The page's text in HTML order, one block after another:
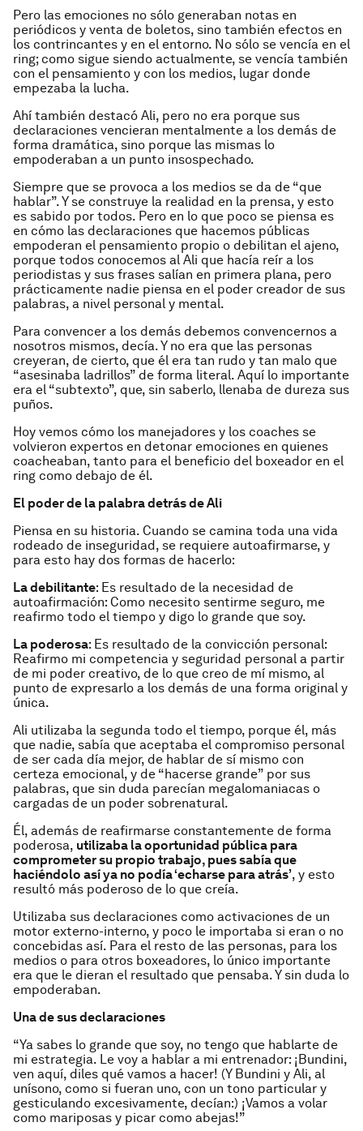
Pero las emociones no sólo generaban notas en
periódicos y venta de boletos, sino también efectos en
los contrincantes y en el entorno. No sólo se vencía en el
ring; como sigue siendo actualmente, se vencía también
con el pensamiento y con los medios, lugar donde
empezaba la lucha.
Ahí también destacó Ali, pero no era porque sus
declaraciones vencieran mentalmente a los demás de
forma dramática, sino porque las mismas lo
empoderaban a un punto insospechado.
Siempre que se provoca a los medios se da de “que
hablar”. Y se construye la realidad en la prensa, y esto
es sabido por todos. Pero en lo que poco se piensa es
en cómo las declaraciones que hacemos públicas
empoderan el pensamiento propio o debilitan el ajeno,
porque todos conocemos al Ali que hacía reír a los
periodistas y sus frases salían en primera plana, pero
prácticamente nadie piensa en el poder creador de sus
palabras, a nivel personal y mental.
Para convencer a los demás debemos convencernos a
nosotros mismos, decía. Y no era que las personas
creyeran, de cierto, que él era tan rudo y tan malo que
“asesinaba ladrillos” de forma literal. Aquí lo importante
era el “subtexto”, que, sin saberlo, llenaba de dureza sus
puños.
Hoy vemos cómo los manejadores y los coaches se
volvieron expertos en detonar emociones en quienes
coacheaban, tanto para el beneficio del boxeador en el
ring como debajo de él.
El poder de la palabra detrás de Ali
Piensa en su historia. Cuando se camina toda una vida
rodeado de inseguridad, se requiere autoafirmarse, y
para esto hay dos formas de hacerlo:
La debilitante: Es resultado de la necesidad de
autoafirmación: Como necesito sentirme seguro, me
reafirmo todo el tiempo y digo lo grande que soy.
La poderosa: Es resultado de la convicción personal:
Reafirmo mi competencia y seguridad personal a partir
de mi poder creativo, de lo que creo de mí mismo, al
punto de expresarlo a los demás de una forma original y
única.
Ali utilizaba la segunda todo el tiempo, porque él, más
que nadie, sabía que aceptaba el compromiso personal
de ser cada día mejor, de hablar de sí mismo con
certeza emocional, y de “hacerse grande” por sus
palabras, que sin duda parecían megalomaniacas o
cargadas de un poder sobrenatural.
Él, además de reafirmarse constantemente de forma
poderosa, utilizaba la oportunidad pública para
comprometer su propio trabajo, pues sabía que
haciéndolo así ya no podía ‘echarse para atrás’, y esto
resultó más poderoso de lo que creía.
Utilizaba sus declaraciones como activaciones de un
motor externo-interno, y poco le importaba si eran o no
concebidas así. Para el resto de las personas, para los
medios o para otros boxeadores, lo único importante
era que le dieran el resultado que pensaba. Y sin duda lo
empoderaban.
Una de sus declaraciones
“Ya sabes lo grande que soy, no tengo que hablarte de
mi estrategia. Le voy a hablar a mi entrenador: ¡Bundini,
ven aquí, diles qué vamos a hacer! (Y Bundini y Ali, al
unísono, como si fueran uno, con un tono particular y
gesticulando excesivamente, decían:) ¡Vamos a volar
como mariposas y picar como abejas!”